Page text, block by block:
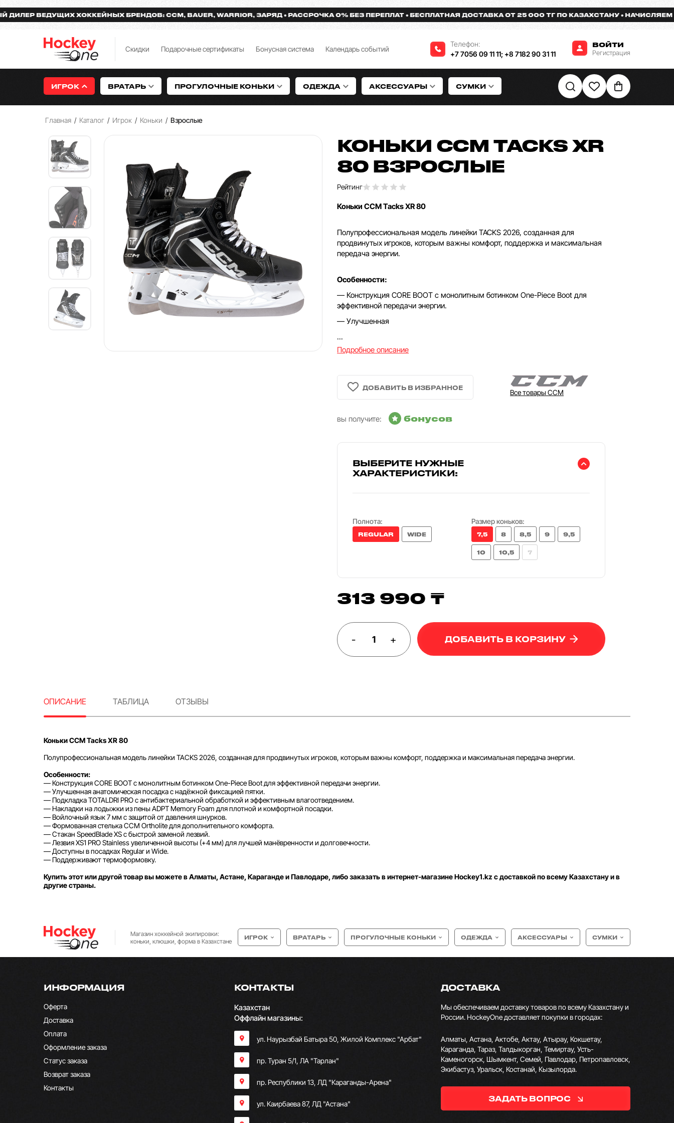
ВЕДУЩИХ ХОККЕЙНЫХ БРЕНДОВ: CCM, BAUER, WARRIOR, ЗАРЯД РАССРОЧКА 0% БЕЗ ПЕРЕПЛАТ БЕСПЛАТНАЯ ДОСТАВКА ОТ 25 000 ТГ ПО КАЗАХСТАНУ НАЧИСЛЯЕМ
Скидки Подарочные сертификаты Бонусная система Календарь событий
Телефон:
+7 7056 09 11 11; +8 7182 90 31 11
ВОЙТИ
Регистрация
ИГРОК ВРАТАРЬ ПРОГУЛОЧНЫЕ КОНЬКИ ОДЕЖДА АКСЕССУАРЫ СУМКИ
Главная / Каталог / Игрок / Коньки / Взрослые
КОНЬКИ CCM TACKS XR
80 ВЗРОСЛЫЕ
Рейтинг
Коньки CCM Tacks XR 80
Полупрофессиональная модель линейки TACKS 2026, созданная для
продвинутых игроков, которым важны комфорт, поддержка и максимальная
передача энергии.
Особенности:
— Конструкция CORE BOOT с монолитным ботинком One-Piece Boot для
эффективной передачи энергии.
— Улучшенная
...
Подробное описание
Все товары CCM
вы получите: бонусов
ВЫБЕРИТЕ НУЖНЫЕ
ХАРАКТЕРИСТИКИ:
Полнота:
REGULAR WIDE
Размер коньков:
7,5 8 8,5 9 9,5
10 10,5 7
313 990 ₸
- + ДОБАВИТЬ В КОРЗИНУ
ОПИСАНИЕ ТАБЛИЦА ОТЗЫВЫ
Коньки CCM Tacks XR 80
Полупрофессиональная модель линейки TACKS 2026, созданная для продвинутых игроков, которым важны комфорт, поддержка и максимальная передача энергии.
Особенности:
— Конструкция CORE BOOT с монолитным ботинком One-Piece Boot для эффективной передачи энергии.
— Улучшенная анатомическая посадка с надёжной фиксацией пятки.
— Подкладка TOTALDRI PRO с антибактериальной обработкой и эффективным влагоотведением.
— Накладки на лодыжки из пены ADPT Memory Foam для плотной и комфортной посадки.
— Войлочный язык 7 мм с защитой от давления шнурков.
— Формованная стелька CCM Ortholite для дополнительного комфорта.
— Стакан SpeedBlade XS с быстрой заменой лезвий.
— Лезвия XS1 PRO Stainless увеличенной высоты (+4 мм) для лучшей манёвренности и долговечности.
— Доступны в посадках Regular и Wide.
— Поддерживают термоформовку.
Купить этот или другой товар вы можете в Алматы, Астане, Караганде и Павлодаре, либо заказать в интернет-магазине Hockey1.kz с доставкой по всему Казахстану и в
другие страны.
Магазин хоккейной экипировки:
коньки, клюшки, форма в Казахстане
ИГРОК ВРАТАРЬ ПРОГУЛОЧНЫЕ КОНЬКИ ОДЕЖДА АКСЕССУАРЫ СУМКИ
ИНФОРМАЦИЯ
Оферта
Доставка
Оплата
Оформление заказа
Статус заказа
Возврат заказа
Контакты
КОНТАКТЫ
Казахстан
Оффлайн магазины:
ул. Наурызбай Батыра 50, Жилой Комплекс "Арбат"
пр. Туран 5/1, ЛА "Тарлан"
пр. Республики 13, ​ЛД "Караганды-Арена"
ул. Каирбаева 87, ЛД "Астана"
ДОСТАВКА
Мы обеспечиваем доставку товаров по всему Казахстану и
России. HockeyOne доставляет покупки в городах:
Алматы, Астана, Актобе, Актау, Атырау, Кокшетау,
Караганда, Тараз, Талдыкорган, Темиртау, Усть-
Каменогорск, Шымкент, Семей, Павлодар, Петропавловск,
Экибастуз, Уральск, Костанай, Кызылорда.
ЗАДАТЬ ВОПРОС